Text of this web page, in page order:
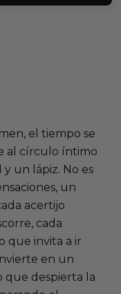
el tiempo se
al círculo íntimo
un lápiz. No es
un
acertijo
cada
que invita a ir
en un
que despierta la